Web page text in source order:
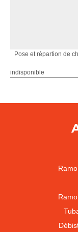
Pose et répartion de
indisponible